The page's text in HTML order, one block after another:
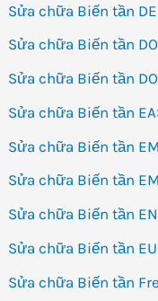
Sửa chữa Biến tần
Sửa chữa Biến tần
Sửa chữa Biến tần
Sửa chữa Biến tần
Sửa chữa Biến tần
Sửa chữa Biến tần
Sửa chữa Biến tần
Sửa chữa Biến tần
Sửa chữa Biến tần